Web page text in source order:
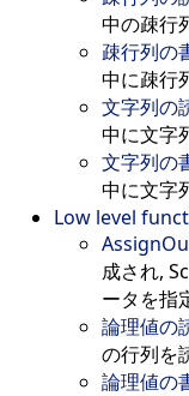
中の疎行
疎行列の
中に疎行
文字列の
中に文字
文字列の
中に文字
Low level
成され,
ータを指
論理値の
の行列を
論理値の